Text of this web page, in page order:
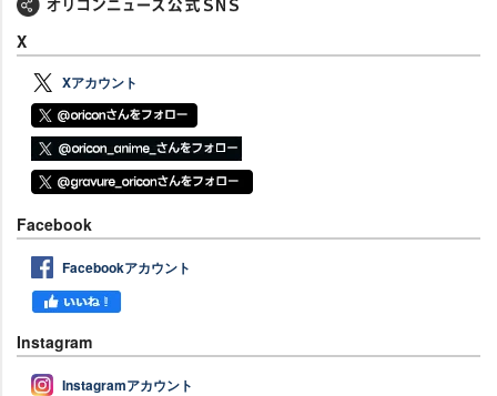
X
Xアカウント
Facebook
Facebookアカウント
Instagram
Instagramアカウント